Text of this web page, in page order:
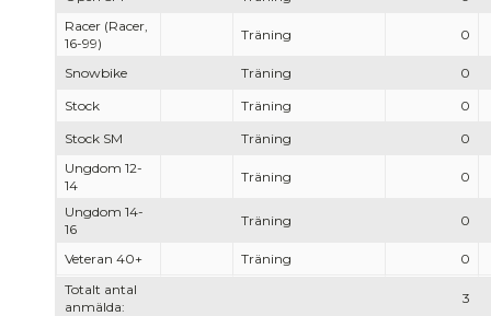
Totalt antal
anmälda:
3
Racer (Racer,
16-99)
Träning 0
Snowbike Träning
0
Stock
Träning
0
Stock SM
Träning
0
Ungdom 12-
14
Träning 0
Ungdom 14-
16
Träning 0
Veteran 40+ Träning 0